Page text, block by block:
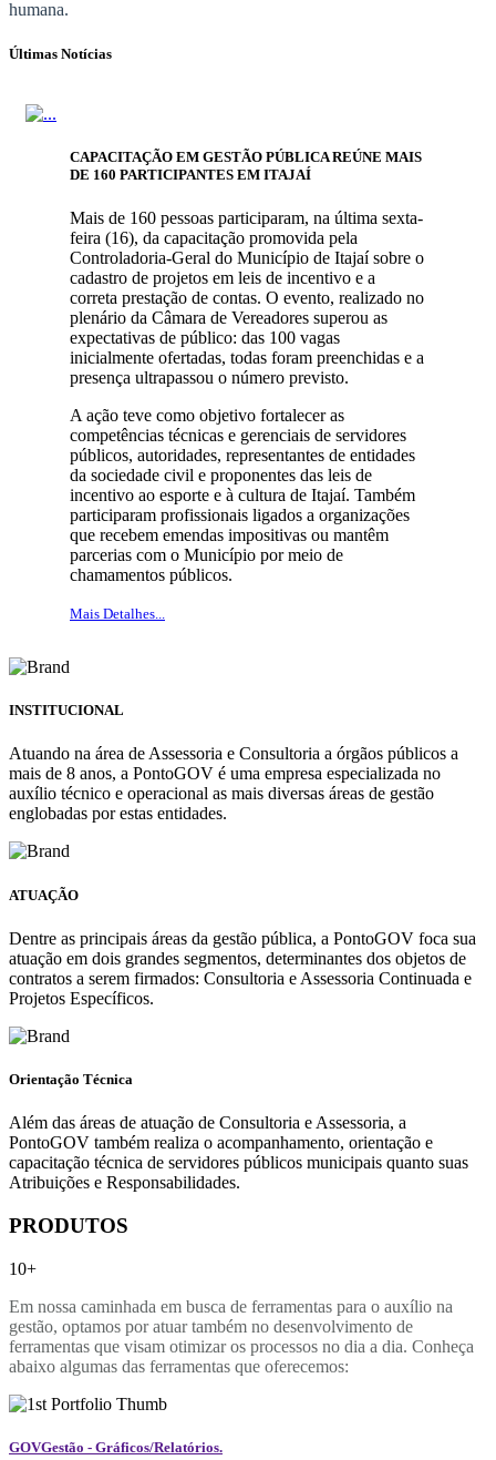
humana.
Últimas Notícias
CAPACITAÇÃO EM GESTÃO PÚBLICA REÚNE MAIS
DE 160 PARTICIPANTES EM ITAJAÍ
Mais de 160 pessoas participaram, na última sexta-
feira (16), da capacitação promovida pela
Controladoria-Geral do Município de Itajaí sobre o
cadastro de projetos em leis de incentivo e a
correta prestação de contas. O evento, realizado no
plenário da Câmara de Vereadores superou as
expectativas de público: das 100 vagas
inicialmente ofertadas, todas foram preenchidas e a
presença ultrapassou o número previsto.
A ação teve como objetivo fortalecer as
competências técnicas e gerenciais de servidores
públicos, autoridades, representantes de entidades
da sociedade civil e proponentes das leis de
incentivo ao esporte e à cultura de Itajaí. Também
participaram profissionais ligados a organizações
que recebem emendas impositivas ou mantêm
parcerias com o Município por meio de
chamamentos públicos.
Mais Detalhes...
INSTITUCIONAL
Atuando na área de Assessoria e Consultoria a órgãos públicos a
mais de 8 anos, a PontoGOV é uma empresa especializada no
auxílio técnico e operacional as mais diversas áreas de gestão
englobadas por estas entidades.
ATUAÇÃO
Dentre as principais áreas da gestão pública, a PontoGOV foca sua
atuação em dois grandes segmentos, determinantes dos objetos de
contratos a serem firmados: Consultoria e Assessoria Continuada e
Projetos Específicos.
Orientação Técnica
Além das áreas de atuação de Consultoria e Assessoria, a
PontoGOV também realiza o acompanhamento, orientação e
capacitação técnica de servidores públicos municipais quanto suas
Atribuições e Responsabilidades.
PRODUTOS
10+
Em nossa caminhada em busca de ferramentas para o auxílio na
gestão, optamos por atuar também no desenvolvimento de
ferramentas que visam otimizar os processos no dia a dia. Conheça
abaixo algumas das ferramentas que oferecemos:
GOVGestão - Gráficos/Relatórios.